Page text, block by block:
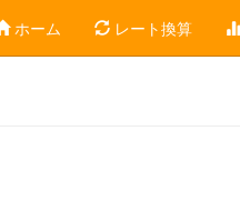
ホーム レート換算